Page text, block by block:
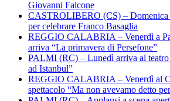
Giovanni Falcone
CASTROLIBERO (CS) – Domenica
per celebrare Franco Basaglia
REGGIO CALABRIA – Venerdì a
arriva “La primavera di Persefone”
PALMI (RC) – Lunedì arriva al
ad Istanbul”
REGGIO CALABRIA – Venerdì al
spettacolo “Ma non avevamo detto